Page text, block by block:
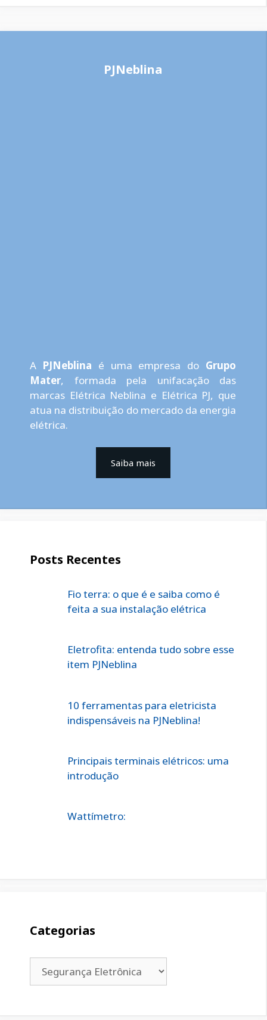
PJNeblina
A PJNeblina é uma empresa do Grupo
Mater, formada pela unifacação das
marcas Elétrica Neblina e Elétrica PJ, que
atua na distribuição do mercado da energia
elétrica.
Saiba mais
Posts Recentes
Fio terra: o que é e saiba como é
feita a sua instalação elétrica
Eletrofita: entenda tudo sobre esse
item PJNeblina
10 ferramentas para eletricista
indispensáveis na PJNeblina!
Principais terminais elétricos: uma
introdução
Wattímetro:
Categorias